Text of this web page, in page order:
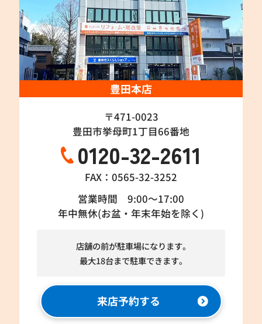
豊田本店
〒471-0023
豊田市挙母町1丁目66番地
0120-32-2611
FAX：0565-32-3252
営業時間 9:00～17:00
年中無休(お盆・年末年始を除く)
店舗の前が駐車場になります。
最大18台まで駐車できます。
来店予約する